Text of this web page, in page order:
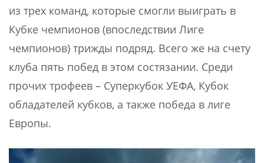
из трех команд, которые смогли выиграть в
Кубке чемпионов (впоследствии Лиге
чемпионов) трижды подряд. Всего же на счету
клуба пять побед в этом состязании. Среди
прочих трофеев – Суперкубок УЕФА, Кубок
обладателей кубков, а также победа в лиге
Европы.